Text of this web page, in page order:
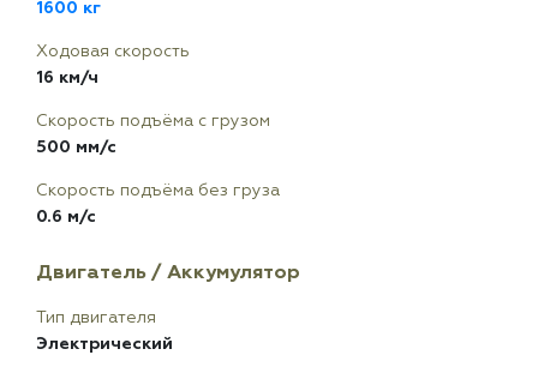
1600 кг
Ходовая скорость
16 км/ч
Скорость подъёма с грузом
500 мм/с
Скорость подъёма без груза
0.6 м/с
Двигатель / Аккумулятор
Тип двигателя
Электрический